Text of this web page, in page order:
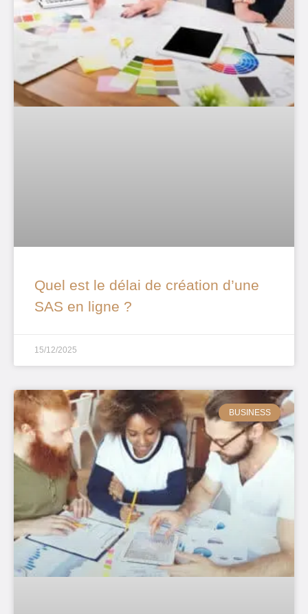
Quel est le délai de création d’une
SAS en ligne ?
15/12/2025
BUSINESS